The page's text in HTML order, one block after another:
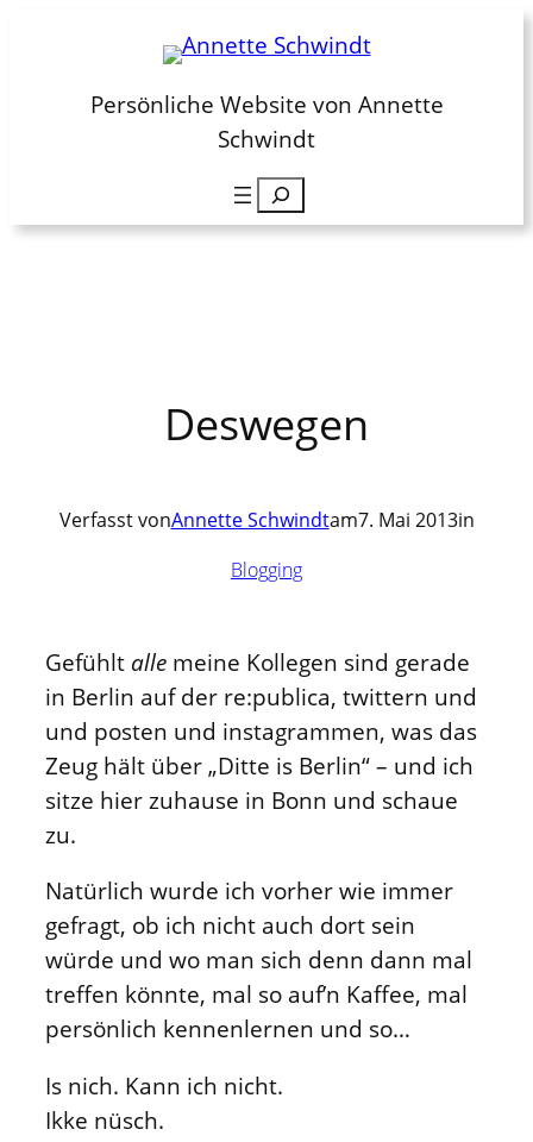
springenPersönliche Website von Annette
Schwindt
Suchen
Deswegen
Verfasst vonAnnette Schwindtam7. Mai 2013in
Blogging
Gefühlt alle meine Kollegen sind gerade
in Berlin auf der re:publica, twittern und
und posten und instagrammen, was das
Zeug hält über „Ditte is Berlin“ – und ich
sitze hier zuhause in Bonn und schaue
zu.
Natürlich wurde ich vorher wie immer
gefragt, ob ich nicht auch dort sein
würde und wo man sich denn dann mal
treffen könnte, mal so auf’n Kaffee, mal
persönlich kennenlernen und so…
Is nich. Kann ich nicht.
Ikke nüsch.